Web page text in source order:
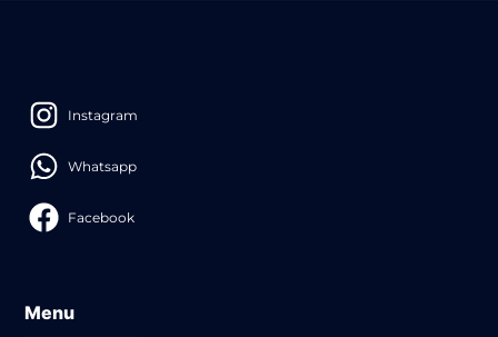
Instagram
Whatsapp
Facebook
Menu